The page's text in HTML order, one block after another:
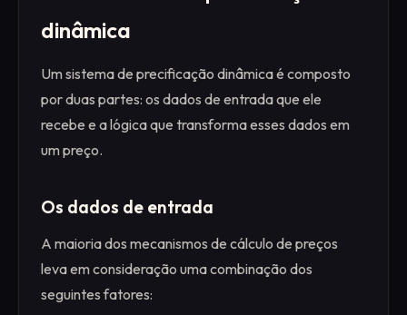
dinâmica
Um sistema de precificação dinâmica é composto
por duas partes: os dados de entrada que ele
recebe e a lógica que transforma esses dados em
um preço.
Os dados de entrada
A maioria dos mecanismos de cálculo de preços
leva em consideração uma combinação dos
seguintes fatores: